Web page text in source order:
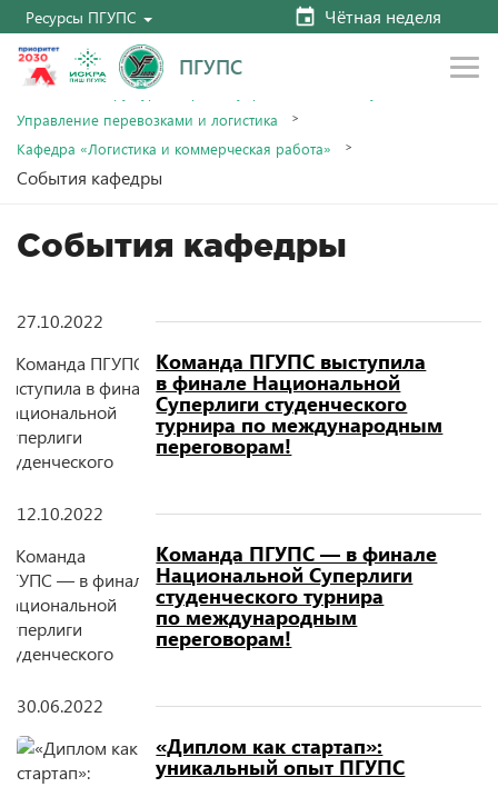
Ресурсы ПГУПС Чётная неделя
ПГУПС
Главная Структура и органы управления
Управление перевозками и логистика
Кафедра «Логистика и коммерческая работа»
События кафедры
События кафедры
27.10.2022
Команда ПГУПС выступила
в финале Национальной
Суперлиги студенческого
турнира по международным
переговорам!
12.10.2022
Команда ПГУПС — в финале
Национальной Суперлиги
студенческого турнира
по международным
переговорам!
30.06.2022
«Диплом как стартап»:
уникальный опыт ПГУПС